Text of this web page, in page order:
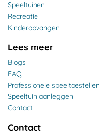
Speeltuinen
Recreatie
Kinderopvangen
Lees meer
Blogs
FAQ
Professionele speeltoestellen
Speeltuin aanleggen
Contact
Contact